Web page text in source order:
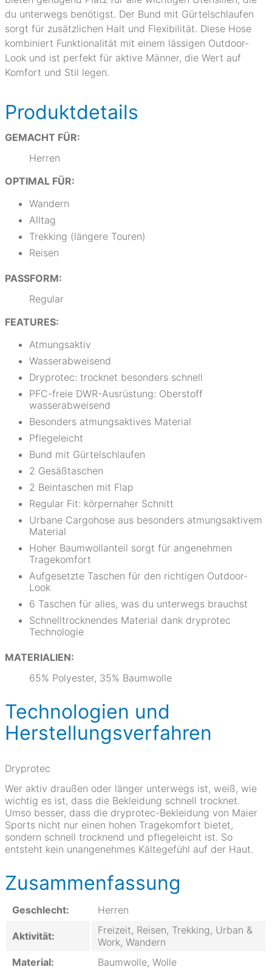
du unterwegs benötigst. Der Bund mit Gürtelschlaufen
sorgt für zusätzlichen Halt und Flexibilität. Diese Hose
kombiniert Funktionalität mit einem lässigen Outdoor-
Look und ist perfekt für aktive Männer, die Wert auf
Komfort und Stil legen.
Produktdetails
GEMACHT FÜR:
Herren
OPTIMAL FÜR:
Wandern
Alltag
Trekking (längere Touren)
Reisen
PASSFORM:
Regular
FEATURES:
Atmungsaktiv
Wasserabweisend
Dryprotec: trocknet besonders schnell
PFC-freie DWR-Ausrüstung: Oberstoff
wasserabweisend
Besonders atmungsaktives Material
Pflegeleicht
Bund mit Gürtelschlaufen
2 Gesäßtaschen
2 Beintaschen mit Flap
Regular Fit: körpernaher Schnitt
Urbane Cargohose aus besonders atmungsaktivem
Material
Hoher Baumwollanteil sorgt für angenehmen
Tragekomfort
Aufgesetzte Taschen für den richtigen Outdoor-
Look
6 Taschen für alles, was du unterwegs brauchst
Schnelltrocknendes Material dank dryprotec
Technologie
MATERIALIEN:
65% Polyester, 35% Baumwolle
Technologien und
Herstellungsverfahren
Dryprotec
Wer aktiv draußen oder länger unterwegs ist, weiß, wie
wichtig es ist, dass die Bekleidung schnell trocknet.
Umso besser, dass die dryprotec-Bekleidung von Maier
Sports nicht nur einen hohen Tragekomfort bietet,
sondern schnell trocknend und pflegeleicht ist. So
entsteht kein unangenehmes Kältegefühl auf der Haut.
Zusammenfassung
Geschlecht: Herren
Aktivität:
Freizeit, Reisen, Trekking, Urban &
Work, Wandern
Material:
Baumwolle, Wolle